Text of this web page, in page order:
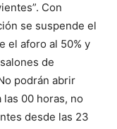
Con
se suspende el
el aforo al 50% y
de
podrán abrir
00 horas, no
desde las 23